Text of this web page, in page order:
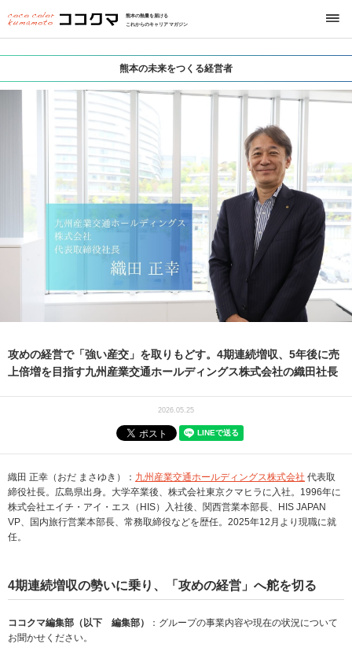
熊本の熱量を届ける
これからのキャリアマガジン
熊本の未来をつくる経営者
攻めの経営で「強い産交」を取りもどす。4期連続増収、5年後に売
上倍増を目指す九州産業交通ホールディングス株式会社の織田社長
2026.05.25
織田 正幸（おだ まさゆき）： 九州産業交通ホールディングス株式会社 代表取
締役社長。広島県出身。大学卒業後、株式会社東京クマヒラに入社。1996年に
株式会社エイチ・アイ・エス（HIS）入社後、関西営業本部長、HIS JAPAN
VP、国内旅行営業本部長、常務取締役などを歴任。2025年12月より現職に就
任。
4期連続増収の勢いに乗り、「攻めの経営」へ舵を切る
ココクマ編集部（以下 編集部）
：グループの事業内容や現在の状況について
お聞かせください。